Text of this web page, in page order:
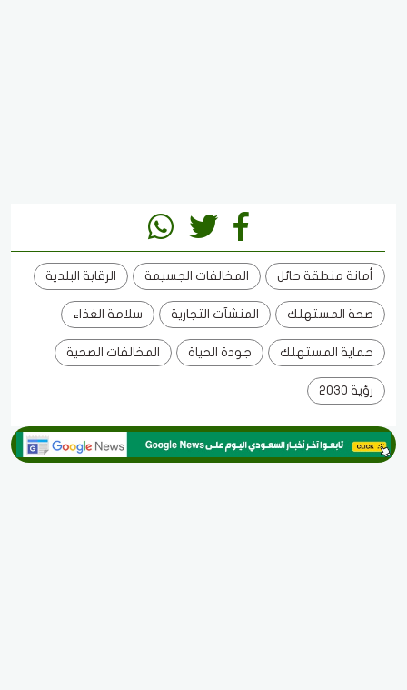
أمانة منطقة حائل المخالفات الجسيمة الرقابة البلدية
صحة المستهلك المنشآت التجارية سلامة الغذاء
حماية المستهلك جودة الحياة المخالفات الصحية
رؤية 2030